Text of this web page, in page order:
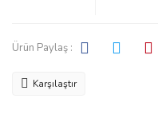
Ürün Paylaş :
Karşılaştır